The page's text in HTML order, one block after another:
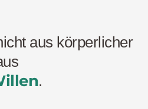
aus körperlicher
.